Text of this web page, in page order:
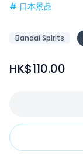
# 日本景品
Bandai Spirits
HK$110.00